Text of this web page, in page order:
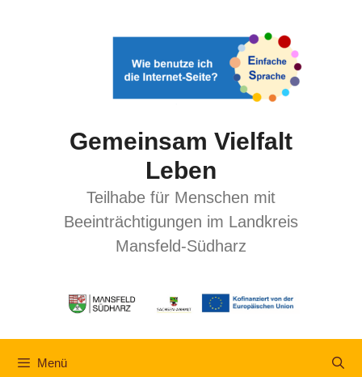
Gemeinsam Vielfalt
Leben
Teilhabe für Menschen mit
Beeinträchtigungen im Landkreis
Mansfeld-Südharz
Menü